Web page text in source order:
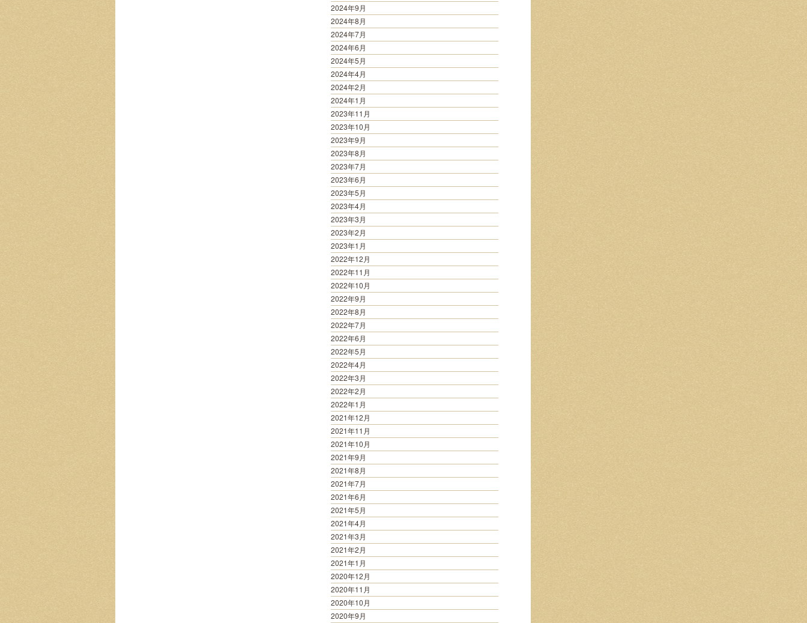
2024年9月
2024年8月
2024年7月
2024年6月
2024年5月
2024年4月
2024年2月
2024年1月
2023年11月
2023年10月
2023年9月
2023年8月
2023年7月
2023年6月
2023年5月
2023年4月
2023年3月
2023年2月
2023年1月
2022年12月
2022年11月
2022年10月
2022年9月
2022年8月
2022年7月
2022年6月
2022年5月
2022年4月
2022年3月
2022年2月
2022年1月
2021年12月
2021年11月
2021年10月
2021年9月
2021年8月
2021年7月
2021年6月
2021年5月
2021年4月
2021年3月
2021年2月
2021年1月
2020年12月
2020年11月
2020年10月
2020年9月